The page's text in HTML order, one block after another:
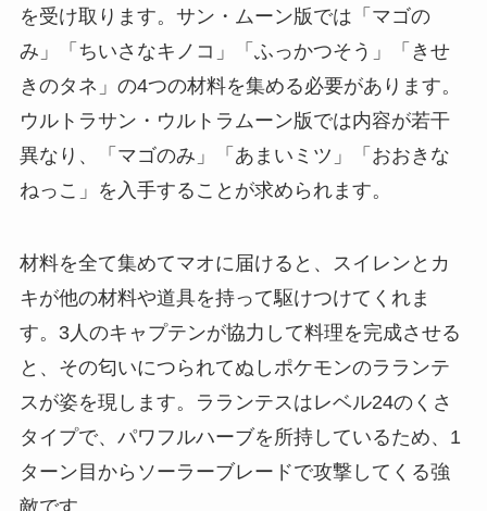
を受け取ります。サン・ムーン版では「マゴの
み」「ちいさなキノコ」「ふっかつそう」「きせ
きのタネ」の4つの材料を集める必要があります。
ウルトラサン・ウルトラムーン版では内容が若干
異なり、「マゴのみ」「あまいミツ」「おおきな
ねっこ」を入手することが求められます。
材料を全て集めてマオに届けると、スイレンとカ
キが他の材料や道具を持って駆けつけてくれま
す。3人のキャプテンが協力して料理を完成させる
と、その匂いにつられてぬしポケモンのラランテ
スが姿を現します。ラランテスはレベル24のくさ
タイプで、パワフルハーブを所持しているため、1
ターン目からソーラーブレードで攻撃してくる強